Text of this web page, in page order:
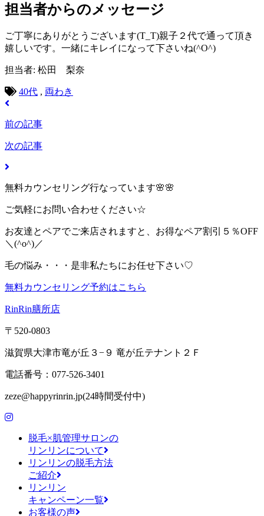
担当者からのメッセージ
ご丁寧にありがとうございます(T_T)親子２代で通って頂き
嬉しいです。一緒にキレイになって下さいね(^O^)
担当者: 松田 梨奈
40代 , 両わき
前の記事
次の記事
無料カウンセリング行なっています🌸🌸
ご気軽にお問い合わせください☆
お友達とペアでご来店されますと、お得なペア割引５％OFF
＼(^o^)／
毛の悩み・・・是非私たちにお任せ下さい♡
無料カウンセリング予約はこちら
RinRin膳所店
〒520-0803
滋賀県大津市竜が丘３−９ 竜が丘テナント２Ｆ
電話番号：077-526-3401
zeze@happyrinrin.jp(24時間受付中)
脱毛×肌管理サロンの
リンリンについて
リンリンの脱毛方法
ご紹介
リンリン
キャンペーン一覧
お客様の声